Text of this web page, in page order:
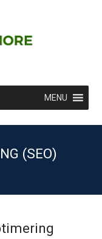
MENU
(SEO)